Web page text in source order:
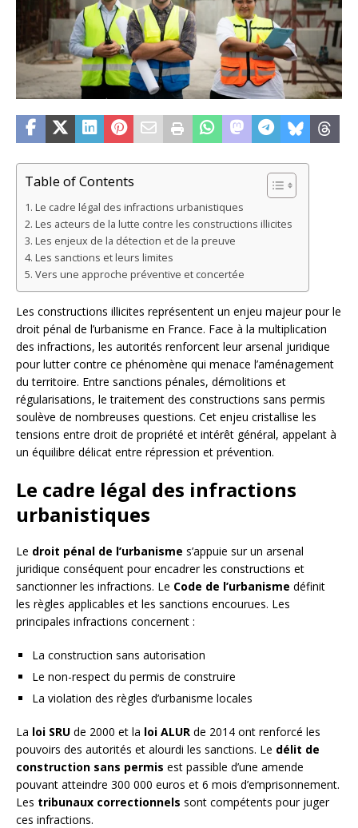
Table of Contents
Le cadre légal des infractions urbanistiques
Les acteurs de la lutte contre les constructions illicites
Les enjeux de la détection et de la preuve
Les sanctions et leurs limites
Vers une approche préventive et concertée
Les constructions illicites représentent un enjeu majeur pour le
droit pénal de l’urbanisme en France. Face à la multiplication
des infractions, les autorités renforcent leur arsenal juridique
pour lutter contre ce phénomène qui menace l’aménagement
du territoire. Entre sanctions pénales, démolitions et
régularisations, le traitement des constructions sans permis
soulève de nombreuses questions. Cet enjeu cristallise les
tensions entre droit de propriété et intérêt général, appelant à
un équilibre délicat entre répression et prévention.
Le cadre légal des infractions
urbanistiques
Le droit pénal de l’urbanisme s’appuie sur un arsenal
juridique conséquent pour encadrer les constructions et
sanctionner les infractions. Le Code de l’urbanisme définit
les règles applicables et les sanctions encourues. Les
principales infractions concernent :
La construction sans autorisation
Le non-respect du permis de construire
La violation des règles d’urbanisme locales
La loi SRU de 2000 et la loi ALUR de 2014 ont renforcé les
pouvoirs des autorités et alourdi les sanctions. Le délit de
construction sans permis est passible d’une amende
pouvant atteindre 300 000 euros et 6 mois d’emprisonnement.
Les tribunaux correctionnels sont compétents pour juger
ces infractions.